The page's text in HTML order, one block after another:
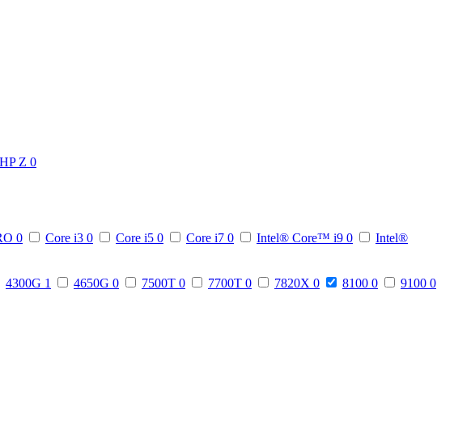
HP Z 0
0 Core i3 0 Core i5 0 Core i7 0 Intel® Core™ i9 0
Intel®
4300G 1 4650G 0 7500T 0 7700T 0 7820X 0 8100 0 9100 0